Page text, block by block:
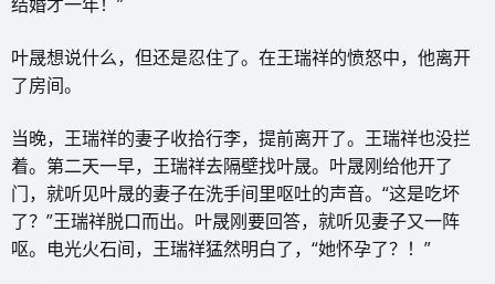
叶晟想说什么，但还是忍住了。在王瑞祥的愤怒中，他离开
了房间。
当晚，王瑞祥的妻子收拾行李，提前离开了。王瑞祥也没拦
着。第二天一早，王瑞祥去隔壁找叶晟。叶晟刚给他开了
门，就听见叶晟的妻子在洗手间里呕吐的声音。“这是吃坏
了？”王瑞祥脱口而出。叶晟刚要回答，就听见妻子又一阵
呕。电光火石间，王瑞祥猛然明白了，“她怀孕了？！”